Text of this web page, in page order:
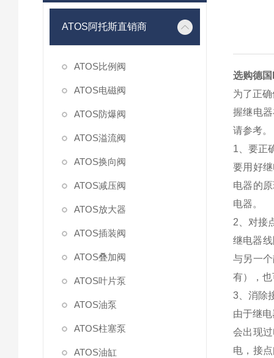
ATOS阿托斯直销商
ATOS比例阀
ATOS电磁阀
ATOS防爆阀
ATOS溢流阀
ATOS换向阀
ATOS减压阀
ATOS放大器
ATOS插装阀
ATOS叠加阀
ATOS叶片泵
ATOS油泵
ATOS柱塞泵
ATOS油缸
选购德
为了正
握继电
请参考。
1、要正
要用好
电器的
电器。
2、对接
继电器
与另一
有），
3、消除
由于继
会出现
电，接